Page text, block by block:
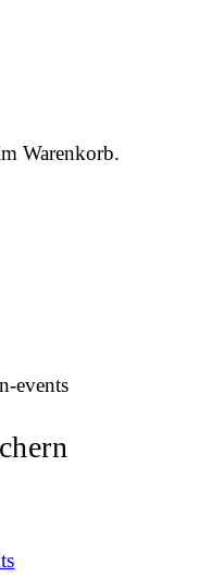
Warenkorb.
events